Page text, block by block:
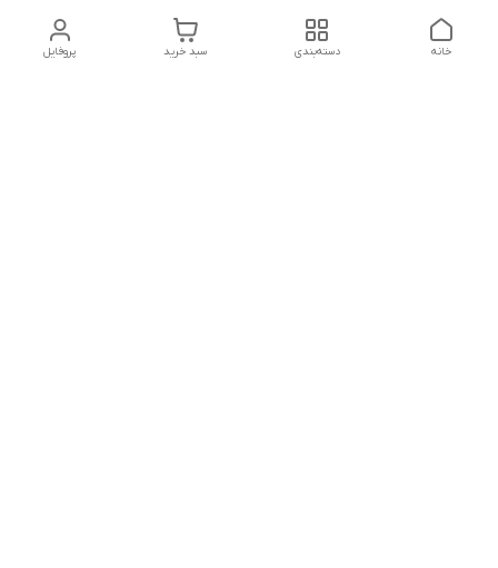
پروفایل سبد خرید دسته‌بندی خانه